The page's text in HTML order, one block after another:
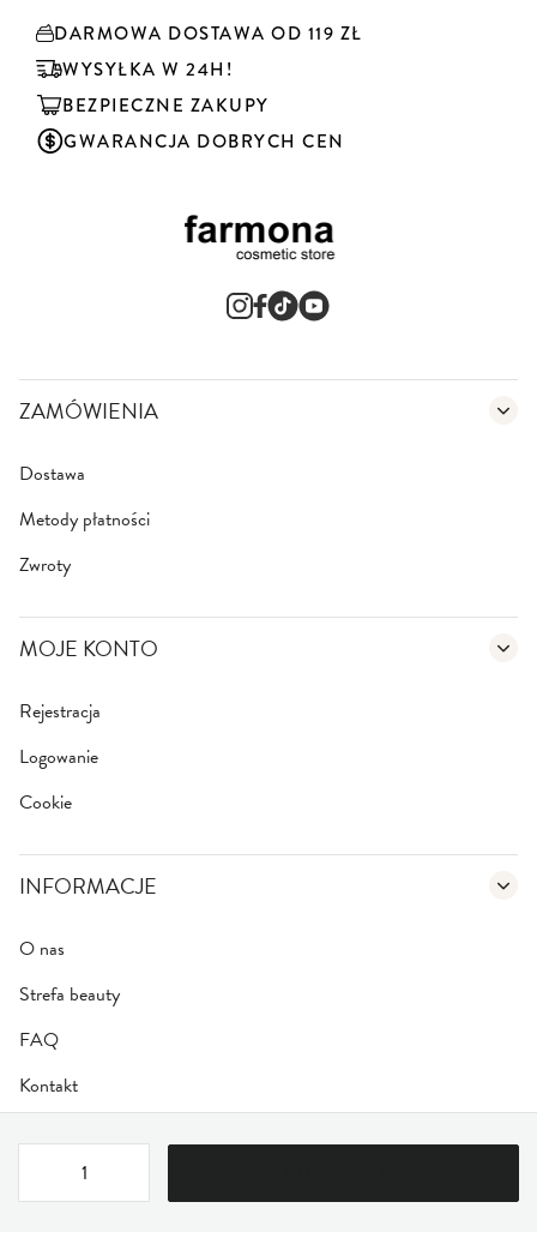
t
e
r
DARMOWA DOSTAWA OD 119 ZŁ
WYSYŁKA W 24H!
BEZPIECZNE ZAKUPY
GWARANCJA DOBRYCH CEN
ZAMÓWIENIA
Dostawa
Metody płatności
Zwroty
MOJE KONTO
Rejestracja
Logowanie
Cookie
INFORMACJE
O nas
Strefa beauty
FAQ
Kontakt
Regulamin|Polityka Prywatności